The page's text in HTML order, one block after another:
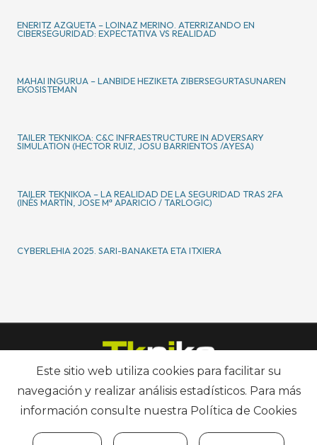
ENERITZ AZQUETA – LOINAZ MERINO. ATERRIZANDO EN
CIBERSEGURIDAD: EXPECTATIVA VS REALIDAD
MAHAI INGURUA – LANBIDE HEZIKETA ZIBERSEGURTASUNAREN
EKOSISTEMAN
TAILER TEKNIKOA: C&C INFRAESTRUCTURE IN ADVERSARY
SIMULATION (HECTOR RUIZ, JOSU BARRIENTOS /AYESA)
TAILER TEKNIKOA – LA REALIDAD DE LA SEGURIDAD TRAS 2FA
(INÉS MARTÍN, JOSE Mª APARICIO / TARLOGIC)
CYBERLEHIA 2025. SARI-BANAKETA ETA ITXIERA
Este sitio web utiliza cookies para facilitar su
navegación y realizar análisis estadísticos. Para más
información consulte nuestra Política de Cookies